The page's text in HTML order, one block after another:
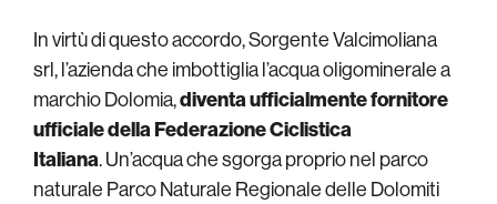
In virtù di questo accordo, Sorgente Valcimoliana
srl, l’azienda che imbottiglia l’acqua oligominerale a
marchio Dolomia,diventa ufficialmente fornitore
ufficiale della Federazione Ciclistica
Italiana. Un’acqua che sgorga proprio nel parco
naturale Parco Naturale Regionale delle Dolomiti